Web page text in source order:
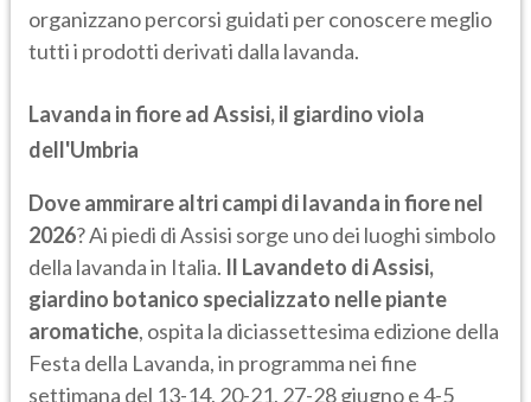
organizzano percorsi guidati per conoscere meglio
tutti i prodotti derivati dalla lavanda.
Lavanda in fiore ad Assisi, il giardino viola
dell'Umbria
Dove ammirare altri campi di lavanda in fiore nel
2026? Ai piedi di Assisi sorge uno dei luoghi simbolo
della lavanda in Italia. Il Lavandeto di Assisi,
giardino botanico specializzato nelle piante
aromatiche, ospita la diciassettesima edizione della
Festa della Lavanda, in programma nei fine
settimana del 13-14, 20-21, 27-28 giugno e 4-5